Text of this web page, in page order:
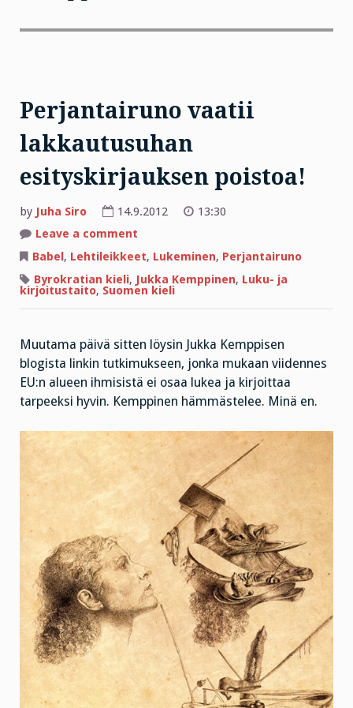
Perjantairuno vaatii
lakkautusuhan
esityskirjauksen poistoa!
by Juha Siro 14.9.2012
13:30
Leave a comment
vaatii
lakkautusuhan
esityskirjauksen
poistoa!
Babel , Lehtileikkeet, Lukeminen, Perjantairuno
Byrokratian kieli, Jukka Kemppinen, Luku- ja
kirjoitustaito, Suomen kieli
Muutama päivä sitten löysin Jukka Kemppisen
blogista linkin tutkimukseen, jonka mukaan viidennes
EU:n alueen ihmisistä ei osaa lukea ja kirjoittaa
tarpeeksi hyvin. Kemppinen hämmästelee. Minä en.